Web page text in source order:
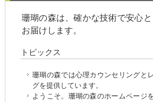
珊瑚の森は、確かな技術で安心
お届けします。
トピックス
珊瑚の森では心理カウンセリングと
グを提供しています。
ようこそ。珊瑚の森のホームページ